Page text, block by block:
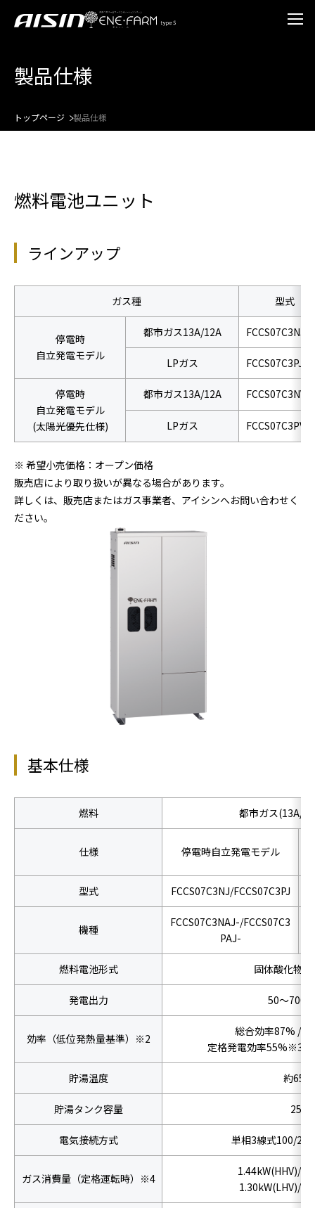
メ
メ
る
製品仕様
トップページ 製品仕様
燃料電池ユニット
ラインアップ
ガス種 型式
停電時
自立発電モデル
都市ガス13A/12A FCCS07C3NJ
LPガス FCCS07C3PJ
停電時
自立発電モデル
(太陽光優先仕様)
都市ガス13A/12A FCCS07C3NV
LPガス FCCS07C3PV
※ 希望小売価格：オープン価格
販売店により取り扱いが異なる場合があります。
詳しくは、販売店またはガス事業者、アイシンへお問い合わせく
ださい。
基本仕様
燃料 都市ガス(13A/
仕様 停電時自立発電モデル
型式 FCCS07C3NJ/FCCS07C3PJ
機種
FCCS07C3NAJ-/FCCS07C3
PAJ-
燃料電池形式 固体酸化物形
発電出力 50〜
効率（低位発熱量基準）※2
総合効率87% /
定格発電効率55%※3 /
貯湯温度 約65℃
貯湯タンク容量 25L
電気接続方式 単相3線式100/
ガス消費量（定格運転時）※4
1.44kW(HHV)/
1.30kW(LHV)/